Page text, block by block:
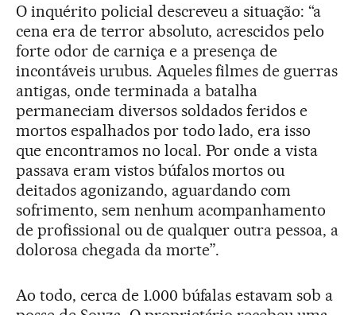
O inquérito policial descreveu a situação: “a
cena era de terror absoluto, acrescidos pelo
forte odor de carniça e a presença de
incontáveis urubus. Aqueles filmes de guerras
antigas, onde terminada a batalha
permaneciam diversos soldados feridos e
mortos espalhados por todo lado, era isso
que encontramos no local. Por onde a vista
passava eram vistos búfalos mortos ou
deitados agonizando, aguardando com
sofrimento, sem nenhum acompanhamento
de profissional ou de qualquer outra pessoa, a
dolorosa chegada da morte”.
Ao todo, cerca de 1.000 búfalas estavam sob a